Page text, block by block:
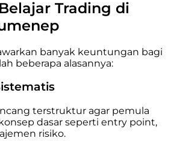
Trading di
banyak keuntungan bagi
beberapa alasannya:
terstruktur agar pemula
dasar seperti entry point,
risiko.